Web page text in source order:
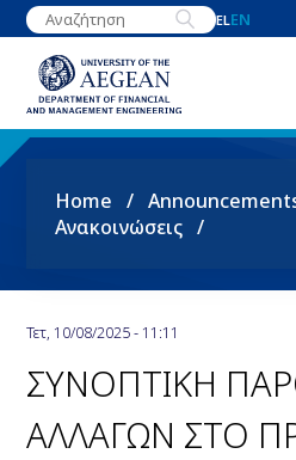
Skip
to
content
ELEN
Breadcrumb
Home
Ανακοινώσεις
Τετ, 10/08/2025 - 11:11
ΣΥΝΟΠΤΙΚΗ
ΑΛΛΑΓΩΝ ΣΤΟ